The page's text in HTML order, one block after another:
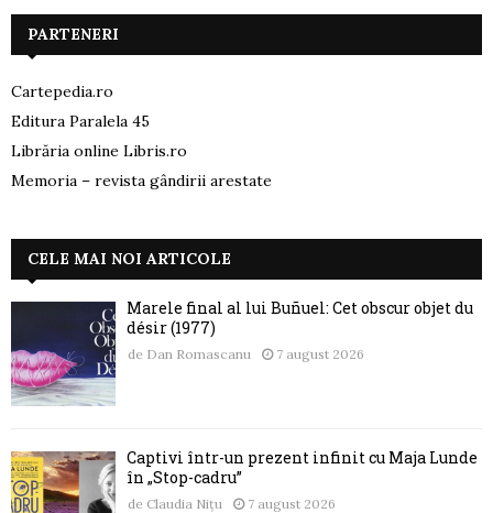
PARTENERI
Cartepedia.ro
Editura Paralela 45
Librăria online Libris.ro
Memoria – revista gândirii arestate
CELE MAI NOI ARTICOLE
Marele final al lui Buñuel: Cet obscur objet du
désir (1977)
de Dan Romascanu 7 august 2026
Captivi într-un prezent infinit cu Maja Lunde
în „Stop-cadru”
de Claudia Nițu 7 august 2026